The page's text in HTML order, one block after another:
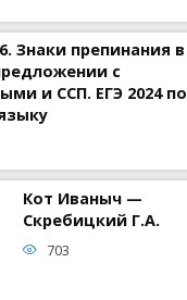
Знаки препинания в
с
и ССП. ЕГЭ 2024 по
Кот Иваныч —
Скребицкий Г.А.
703